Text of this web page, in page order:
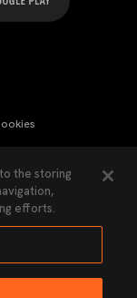
Privacitat
the storing
efforts.